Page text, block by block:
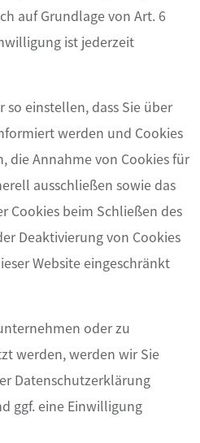
auf Grundlage von Art. 6
ist jederzeit
einstellen, dass Sie über
werden und Cookies
die Annahme von Cookies für
ausschließen sowie das
Cookies beim Schließen des
Deaktivierung von Cookies
Website eingeschränkt
oder zu
werden, werden wir Sie
Datenschutzerklärung
ggf. eine Einwilligung